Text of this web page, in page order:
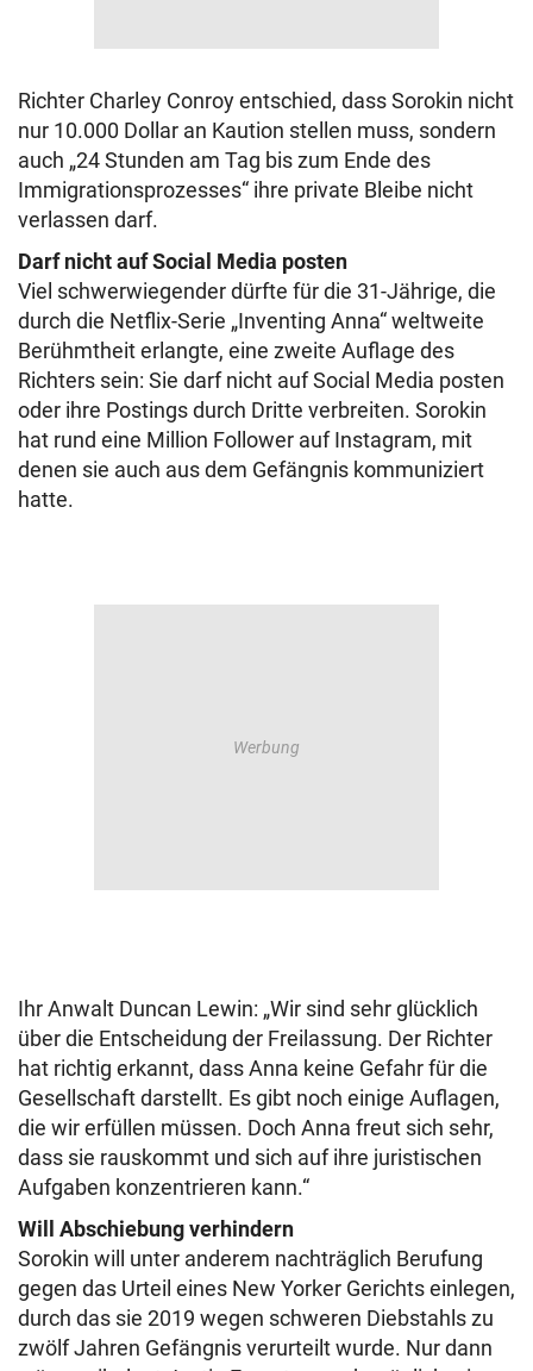
Richter Charley Conroy entschied, dass Sorokin nicht
nur 10.000 Dollar an Kaution stellen muss, sondern
auch „24 Stunden am Tag bis zum Ende des
Immigrationsprozesses“ ihre private Bleibe nicht
verlassen darf.
Darf nicht auf Social Media posten
Viel schwerwiegender dürfte für die 31-Jährige, die
durch die Netflix-Serie „Inventing Anna“ weltweite
Berühmtheit erlangte, eine zweite Auflage des
Richters sein: Sie darf nicht auf Social Media posten
oder ihre Postings durch Dritte verbreiten. Sorokin
hat rund eine Million Follower auf Instagram, mit
denen sie auch aus dem Gefängnis kommuniziert
hatte.
Ihr Anwalt Duncan Lewin: „Wir sind sehr glücklich
über die Entscheidung der Freilassung. Der Richter
hat richtig erkannt, dass Anna keine Gefahr für die
Gesellschaft darstellt. Es gibt noch einige Auflagen,
die wir erfüllen müssen. Doch Anna freut sich sehr,
dass sie rauskommt und sich auf ihre juristischen
Aufgaben konzentrieren kann.“
Will Abschiebung verhindern
Sorokin will unter anderem nachträglich Berufung
gegen das Urteil eines New Yorker Gerichts einlegen,
durch das sie 2019 wegen schweren Diebstahls zu
zwölf Jahren Gefängnis verurteilt wurde. Nur dann